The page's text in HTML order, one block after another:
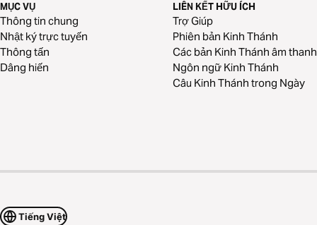
MỤC VỤ
Thông tin chung
Nhật ký trực tuyến
Thông tấn
Dâng hiến
LIÊN KẾT HỮU ÍCH
Trợ Giúp
Phiên bản Kinh Thánh
Các bản Kinh Thánh âm thanh
Ngôn ngữ Kinh Thánh
Câu Kinh Thánh trong Ngày
Tiếng Việt